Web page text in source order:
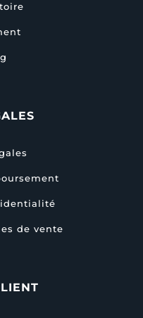
de vente